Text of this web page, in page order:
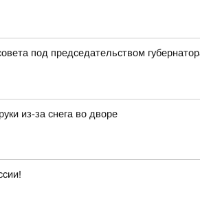
под председательством
из-за снега во дворе